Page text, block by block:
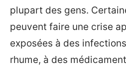
plupart des gens.
peuvent faire une crise
exposées à des
rhume, à des